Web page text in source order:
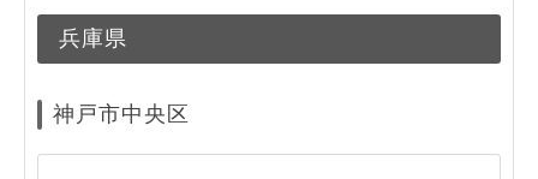
兵庫県
神戸市中央区